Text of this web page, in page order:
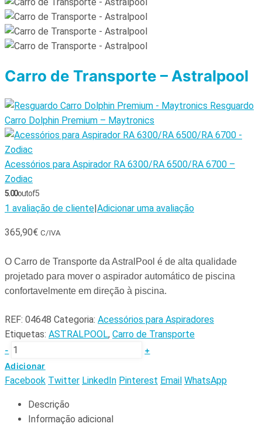
Carro de Transporte – Astralpool
Resguardo
Carro Dolphin Premium – Maytronics
Acessórios para Aspirador RA 6300/RA 6500/RA 6700 –
Zodiac
5.00out of 5
1 avaliação de cliente|Adicionar uma avaliação
365,90€ C/IVA
O Carro de Transporte da AstralPool é de alta qualidade
projetado para mover o aspirador automático de piscina
confortavelmente em direção à piscina.
REF: 04648 Categoria: Acessórios para Aspiradores
Etiquetas: ASTRALPOOL, Carro de Transporte
-
+
Adicionar
Facebook Twitter LinkedIn Pinterest Email WhatsApp
Descrição
Informação adicional